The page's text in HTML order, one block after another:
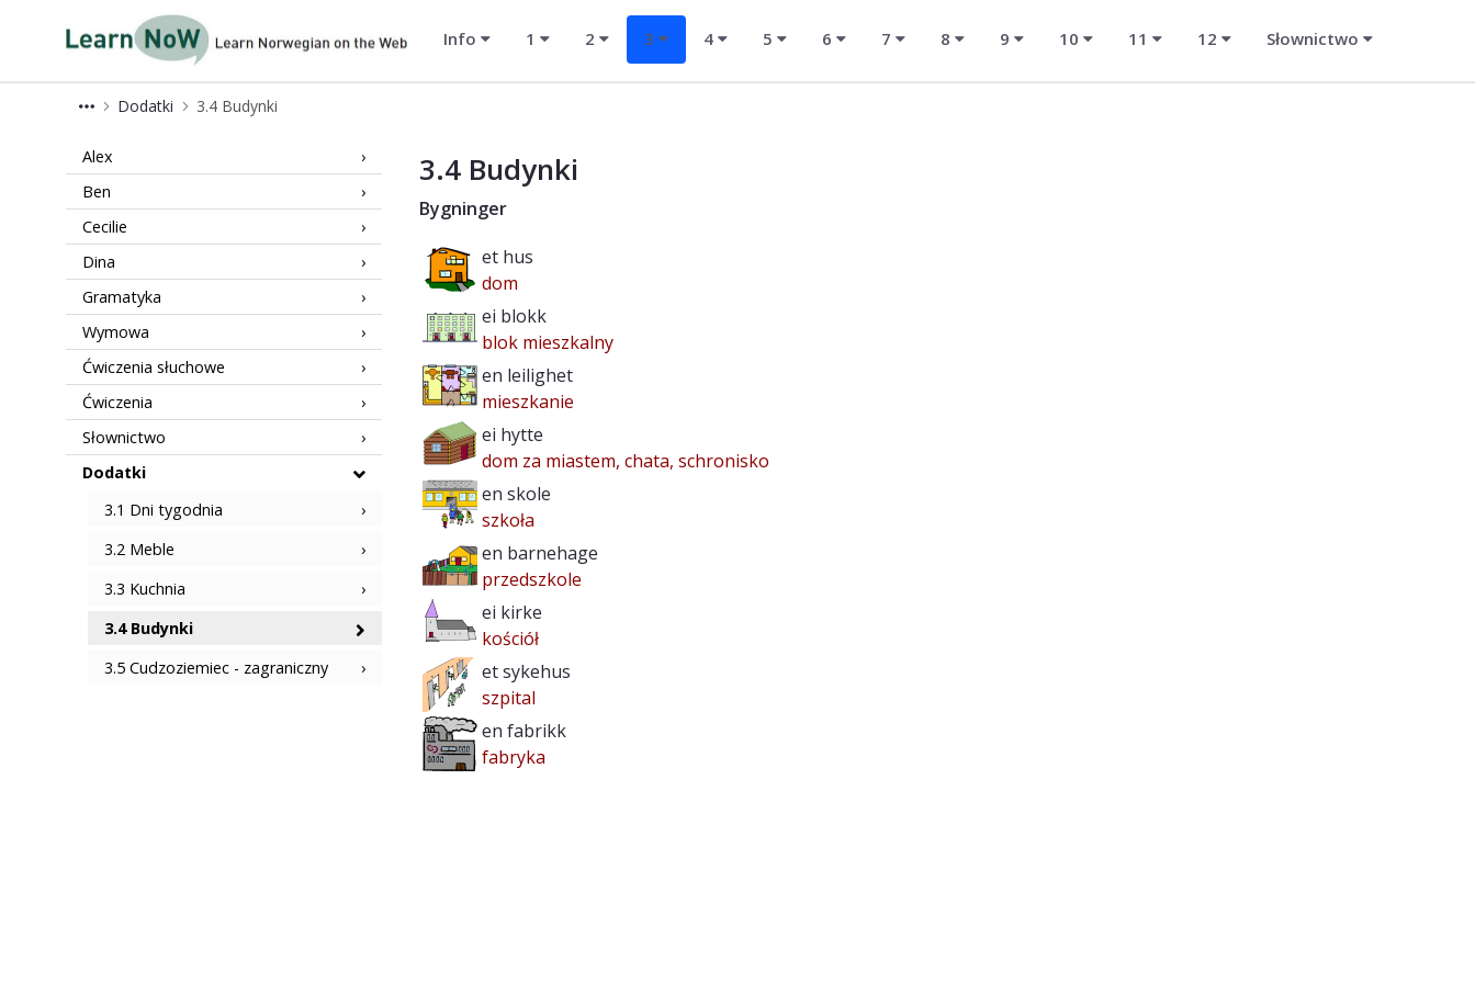
LearnNoW-pl Info 1 2 3 4 5 6 7 8 9 10 11 12 Słownictwo
Dodatki 3.4 Budynki
Extras 3.4 LearnNoW
Alex
Ben
Cecilie
Dina
Gramatyka
Wymowa
Ćwiczenia słuchowe
Ćwiczenia
Słownictwo
Dodatki
3.1 Dni tygodnia
3.2 Meble
3.3 Kuchnia
3.4 Budynki
3.5 Cudzoziemiec - zagraniczny
3.4 Budynki
Bygninger
et hus
dom
ei blokk
blok mieszkalny
en leilighet
mieszkanie
ei hytte
dom za miastem, chata, schronisko
en skole
szkoła
en barnehage
przedszkole
ei kirke
kościół
et sykehus
szpital
en fabrikk
fabryka